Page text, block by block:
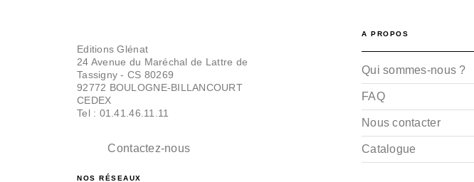
Editions Glénat
24 Avenue du Maréchal de Lattre de
Tassigny - CS 80269
92772 BOULOGNE-BILLANCOURT
CEDEX
Tel : 01.41.46.11.11
Contactez-nous
NOS RÉSEAUX
A PROPOS
Qui sommes-nous ?
FAQ
Nous contacter
Catalogue